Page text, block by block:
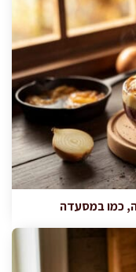
כמו במסעדה